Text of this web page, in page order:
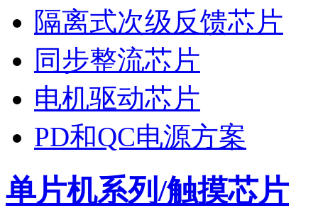
隔离式次级反馈芯片
同步整流芯片
电机驱动芯片
PD和QC电源方案
单片机系列/触摸芯片